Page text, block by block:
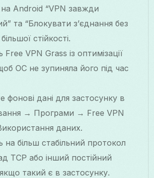
на Android “VPN завжди
та “Блокувати з’єднання без
стійкості.
Free VPN Grass із оптимізації
ОС не зупиняла його під час
фонові дані для застосунку в
→ Програми → Free VPN
даних.
на більш стабільний протокол
TCP або інший постійний
такий є в застосунку.